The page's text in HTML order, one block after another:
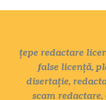
țepe redactare
false licență,
disertație,
scam